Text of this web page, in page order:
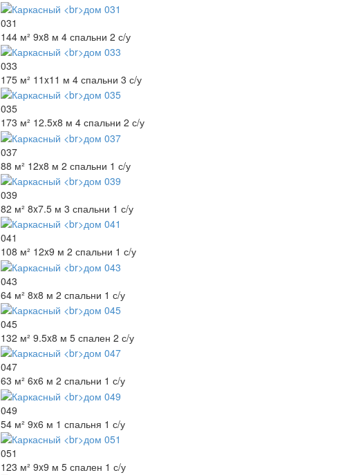
031
144 м² 9x8 м 4 спальни 2 с/у
033
175 м² 11x11 м 4 спальни 3 с/у
035
173 м² 12.5x8 м 4 спальни 2 с/у
037
88 м² 12x8 м 2 спальни 1 с/у
039
82 м² 8x7.5 м 3 спальни 1 с/у
041
108 м² 12x9 м 2 спальни 1 с/у
043
64 м² 8x8 м 2 спальни 1 с/у
045
132 м² 9.5x8 м 5 спален 2 с/у
047
63 м² 6x6 м 2 спальни 1 с/у
049
54 м² 9x6 м 1 спальня 1 с/у
051
123 м² 9x9 м 5 спален 1 с/у